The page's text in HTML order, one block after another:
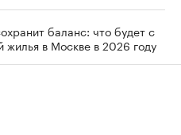
баланс: что будет с
жилья в Москве в 2026 году